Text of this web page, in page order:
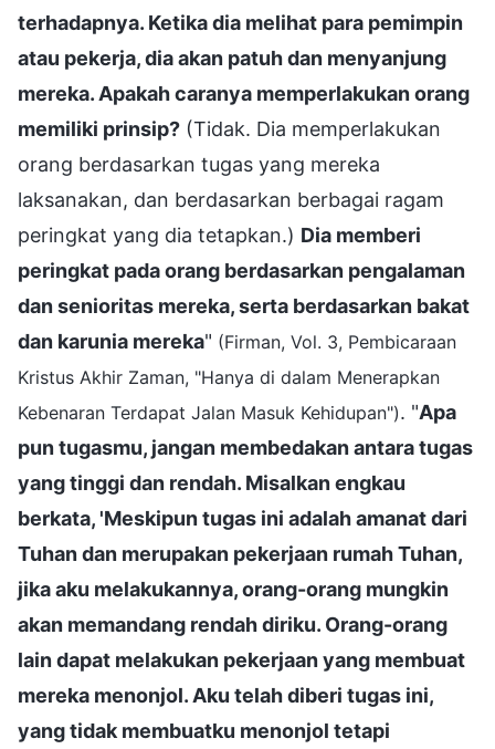
terhadapnya. Ketika dia melihat para pemimpin
atau pekerja, dia akan patuh dan menyanjung
mereka. Apakah caranya memperlakukan orang
memiliki prinsip? (Tidak. Dia memperlakukan
orang berdasarkan tugas yang mereka
laksanakan, dan berdasarkan berbagai ragam
peringkat yang dia tetapkan.) Dia memberi
peringkat pada orang berdasarkan pengalaman
dan senioritas mereka, serta berdasarkan bakat
dan karunia mereka" (Firman, Vol. 3, Pembicaraan
Kristus Akhir Zaman, "Hanya di dalam Menerapkan
Kebenaran Terdapat Jalan Masuk Kehidupan"). "Apa
pun tugasmu, jangan membedakan antara tugas
yang tinggi dan rendah. Misalkan engkau
berkata, 'Meskipun tugas ini adalah amanat dari
Tuhan dan merupakan pekerjaan rumah Tuhan,
jika aku melakukannya, orang-orang mungkin
akan memandang rendah diriku. Orang-orang
lain dapat melakukan pekerjaan yang membuat
mereka menonjol. Aku telah diberi tugas ini,
yang tidak membuatku menonjol tetapi